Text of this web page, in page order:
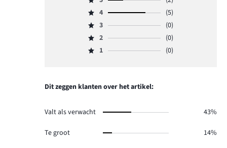
Beoordeling
5,
aantal
reviews
Beoordeling
4,
aantal
reviews
4
(5)
Beoordeling
3,
aantal
3
(0)
Beoordeling
2,
0.
2
(0)
Beoordeling
reviews
1 (0)
Dit zeggen klanten over het artikel:
Valt als verwacht 43%
Te groot 14%